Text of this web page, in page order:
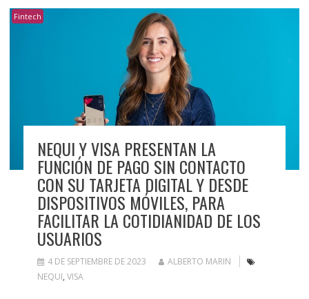
Fintech
NEQUI Y VISA PRESENTAN LA
FUNCIÓN DE PAGO SIN CONTACTO
CON SU TARJETA DIGITAL Y DESDE
DISPOSITIVOS MÓVILES, PARA
FACILITAR LA COTIDIANIDAD DE LOS
USUARIOS
4 DE SEPTIEMBRE DE 2023
ALBERTO MARIN
NEQUI, VISA